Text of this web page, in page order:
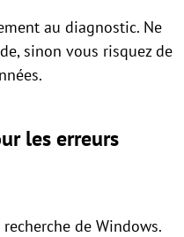
au diagnostic. Ne
sinon vous risquez de
les erreurs
de Windows.